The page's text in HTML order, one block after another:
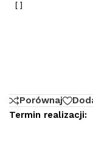
Porównaj
Termin realizacji: